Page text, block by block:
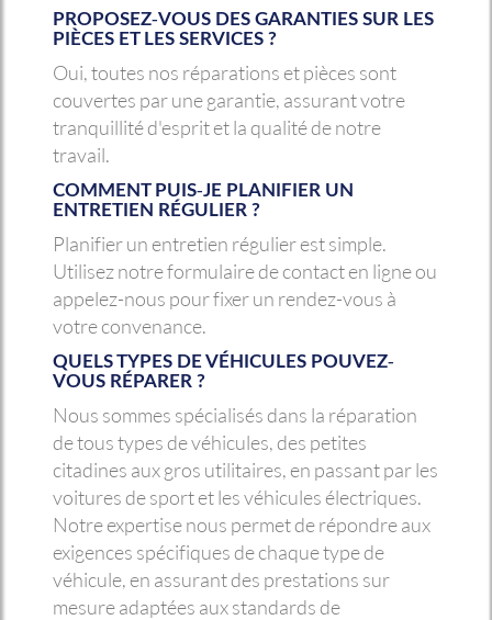
PROPOSEZ-VOUS DES GARANTIES SUR LES
PIÈCES ET LES SERVICES ?
Oui, toutes nos réparations et pièces sont
couvertes par une garantie, assurant votre
tranquillité d'esprit et la qualité de notre
travail.
COMMENT PUIS-JE PLANIFIER UN
ENTRETIEN RÉGULIER ?
Planifier un entretien régulier est simple.
Utilisez notre formulaire de contact en ligne ou
appelez-nous pour fixer un rendez-vous à
votre convenance.
QUELS TYPES DE VÉHICULES POUVEZ-
VOUS RÉPARER ?
Nous sommes spécialisés dans la réparation
de tous types de véhicules, des petites
citadines aux gros utilitaires, en passant par les
voitures de sport et les véhicules électriques.
Notre expertise nous permet de répondre aux
exigences spécifiques de chaque type de
véhicule, en assurant des prestations sur
mesure adaptées aux standards de